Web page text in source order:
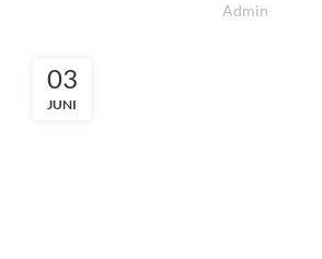
Admin
03
JUNI